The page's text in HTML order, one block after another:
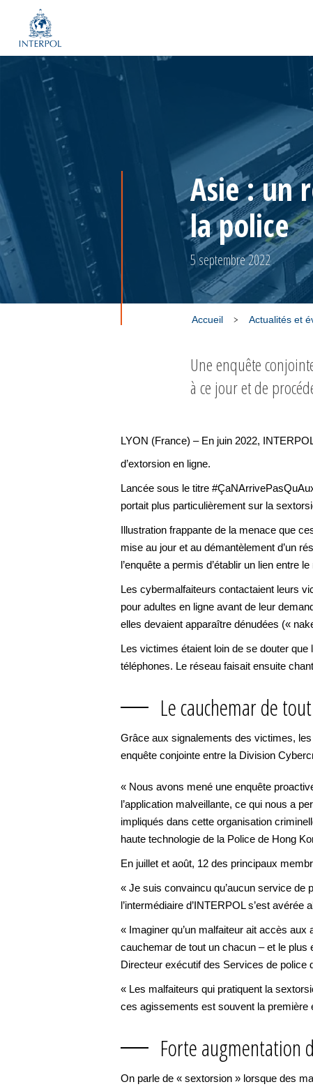
Asie : un
la police
5 septembre 2022
Accueil Actualités et
Une enquête
à ce jour et de
LYON (France) – En juin 2022,
d’extorsion en ligne.
Lancée sous le titre
portait plus particulièrement sur la
Illustration frappante de la menace que
mise au jour et au démantèlement d’un
l’enquête a permis d’établir un lien entre
Les cybermalfaiteurs contactaient leurs
pour adultes en ligne avant de leur
elles devaient apparaître dénudées («
Les victimes étaient loin de se douter
téléphones. Le réseau faisait ensuite
Le cauchemar de
Grâce aux signalements des victimes, les
enquête conjointe entre la Division
« Nous avons mené une enquête
l’application malveillante, ce qui nous a
impliqués dans cette organisation
haute technologie de la Police de Hong
En juillet et août, 12 des principaux
« Je suis convaincu qu’aucun service de
l’intermédiaire d’INTERPOL s’est avérée
« Imaginer qu’un malfaiteur ait accès
cauchemar de tout un chacun – et le
Directeur exécutif des Services de police
« Les malfaiteurs qui pratiquent la
ces agissements est souvent la première
Forte augmentation
On parle de « sextorsion » lorsque des